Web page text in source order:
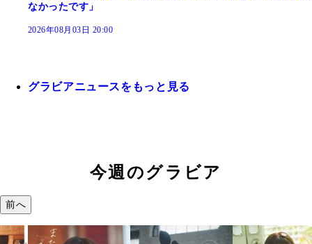
なかったです」
2026年08月03日 20:00
グラビアニュースをもっと見る
今週のグラビア
前へ